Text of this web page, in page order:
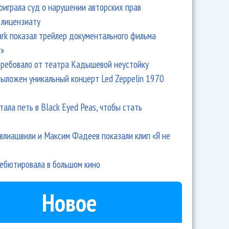
Лободу, Барских и Владимира Преснякова
конкурентам
суд о нарушении авторских прав
показал трейлер документального фильма
от театра Кадышевой неустойку
уникальный концерт Led Zeppelin 1970
петь в Black Eyed Peas, чтобы стать
и Максим Фадеев показали клип «Я не
в большом кино
Новое